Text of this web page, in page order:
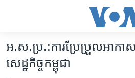
ទាក់ទង
កម្ពុជា
អន្តរជាតិ
អ.ស.ប្រ.:ការប្រែប្រួលអាក
សេដ្ឋកិច្ចកម្ពុជា